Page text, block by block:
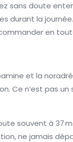
sans doute
durant la
en
et la
Ce n’est pas
souvent à 37
ne jamais